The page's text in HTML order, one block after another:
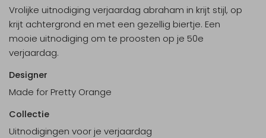
Vrolijke uitnodiging verjaardag abraham in krijt stijl, op
krijt achtergrond en met een gezellig biertje. Een
mooie uitnodiging om te proosten op je 50e
verjaardag.
Designer
Made for Pretty Orange
Collectie
Uitnodigingen voor je verjaardag